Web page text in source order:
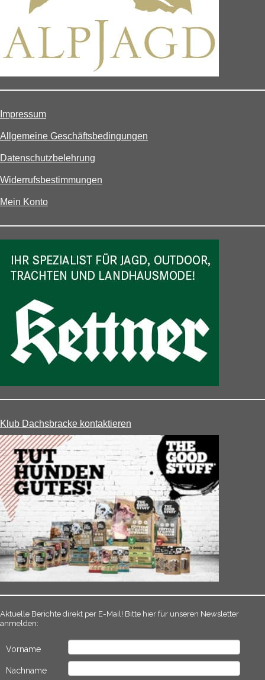
Impressum
Allgemeine Geschäftsbedingungen
Datenschutzbelehrung
Widerrufsbestimmungen
Mein Konto
Klub Dachsbracke kontaktieren
Aktuelle Berichte direkt per E-Mail! Bitte hier für unseren Newsletter
anmelden:
Vorname
Nachname